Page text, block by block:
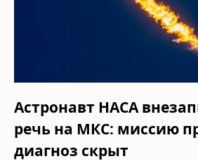
Астронавт НАСА
речь на МКС: миссию
диагноз скрыт